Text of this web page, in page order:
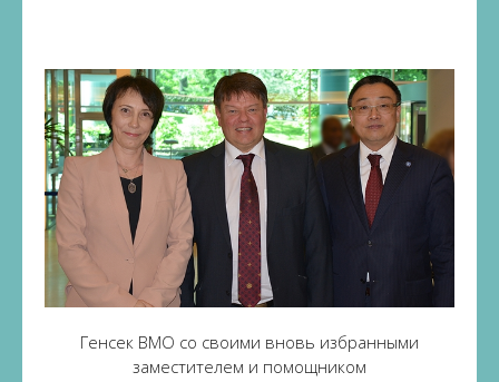
Генсек ВМО со своими вновь избранными
заместителем и помощником